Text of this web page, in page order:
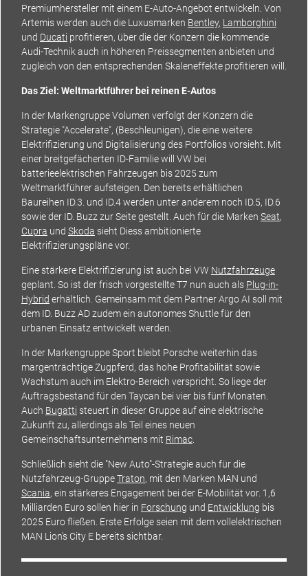
Premiumhersteller mit einem E-Auto-Angebot entwickeln. Von
Artemis werden auch die Luxusmarken Bentley, Lamborghini
und Ducati profitieren, über die der Konzern die kommende
Audi-Technik auch in höheren Preissegmenten anbieten und
zugleich von den entsprechenden Skaleneffekte profitieren will.
Das Ziel: Weltmarktführer bei reinen E-Autos
In der Markengruppe Volumen verfolgt der Konzern die
Strategie "Accelerate", (Beschleunigen), die eine weitere
Elektrifizierung und Digitalisierung des Portfolios vorsieht. Mit
einer breitgefächerten ID-Familie will VW bei
batterieelektrischen Fahrzeugen bis 2025 zum
Weltmarktführer aufsteigen. Den bereits erhältlichen
Baureihen ID.3. und ID.4 werden unter anderem noch ID.5, ID.6
sowie der ID. Buzz zur Seite gestellt. Auch für die Marken Seat,
Cupra und Skoda sieht Diess ambitionierte
Elektrifizierungspläne vor.
Eine stärkere Elektrifizierung ist auch bei VW Nutzfahrzeuge
geplant. So ist der frisch vorgestellte T7 nun auch als Plug-in-
Hybrid erhältlich. Gemeinsam mit dem Partner Argo AI soll mit
dem ID. Buzz AD zudem ein autonomes Shuttle für den
urbanen Einsatz entwickelt werden.
In der Markengruppe Sport bleibt Porsche weiterhin das
margenträchtige Zugpferd, das hohe Profitabilität sowie
Wachstum auch im Elektro-Bereich verspricht. So liege der
Auftragsbestand für den Taycan bei vier bis fünf Monaten.
Auch Bugatti steuert in dieser Gruppe auf eine elektrische
Zukunft zu, allerdings als Teil eines neuen
Gemeinschaftsunternehmens mit Rimac.
Schließlich sieht die "New Auto"-Strategie auch für die
Nutzfahrzeug-GruppeTraton, mit den Marken MAN und
Scania, ein stärkeres Engagement bei der E-Mobilität vor. 1,6
Milliarden Euro sollen hier in Forschung und Entwicklung bis
2025 Euro fließen. Erste Erfolge seien mit dem vollelektrischen
MAN Lion's City E bereits sichtbar.